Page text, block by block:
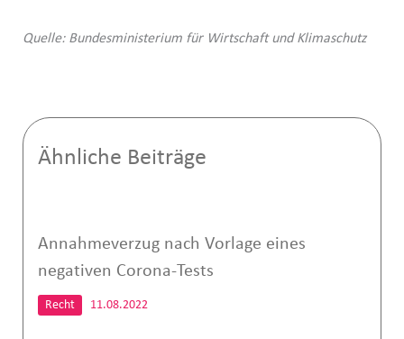
Quelle: Bundesministerium für Wirtschaft und Klimaschutz
Ähnliche Beiträge
Annahmeverzug nach Vorlage eines
negativen Corona-Tests
Recht 11.08.2022